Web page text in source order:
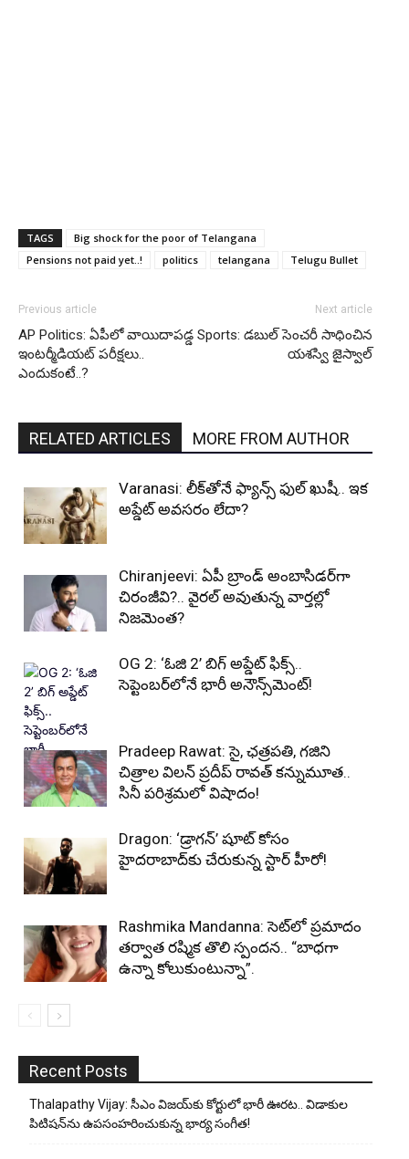
TAGS
Big shock for the poor of Telangana
Pensions not paid yet..!
politics telangana Telugu Bullet
Previous article
AP Politics: ఏపీలో వాయిదాపడ్డ
ఇంటర్మీడియట్ పరీక్షలు..
ఎందుకంటే..?
Next article
Sports: డబుల్ సెంచరీ సాధించిన
యశస్వి జైస్వాల్
RELATED ARTICLES MORE FROM AUTHOR
Varanasi: లీక్‌తోనే ఫ్యాన్స్ ఫుల్ ఖుషీ.. ఇక
అప్డేట్ అవసరం లేదా?
Chiranjeevi: ఏపీ బ్రాండ్ అంబాసిడర్‌గా
చిరంజీవి?.. వైరల్ అవుతున్న వార్తల్లో
నిజమెంత?
OG 2: ‘ఓజి 2’ బిగ్ అప్డేట్ ఫిక్స్..
సెప్టెంబర్‌లోనే భారీ అనౌన్స్‌మెంట్!
Pradeep Rawat: సై, ఛత్రపతి, గజిని
చిత్రాల విలన్ ప్రదీప్ రావత్ కన్నుమూత..
సినీ పరిశ్రమలో విషాదం!
Dragon: ‘డ్రాగన్’ షూట్ కోసం
హైదరాబాద్‌కు చేరుకున్న స్టార్ హీరో!
Rashmika Mandanna: సెట్‌లో ప్రమాదం
తర్వాత రష్మిక తొలి స్పందన.. “బాధగా
ఉన్నా కోలుకుంటున్నా”.
Recent Posts
Thalapathy Vijay: సీఎం విజయ్‌కు కోర్టులో భారీ ఊరట.. విడాకుల
పిటిషన్‌ను ఉపసంహరించుకున్న భార్య సంగీత!